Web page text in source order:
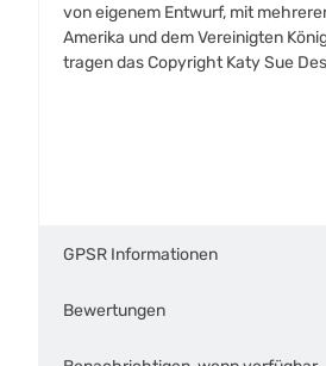
von eigenem Entwurf, mit
Amerika und dem Vereinigten
tragen das Copyright Katy Sue
GPSR Informationen
Bewertungen